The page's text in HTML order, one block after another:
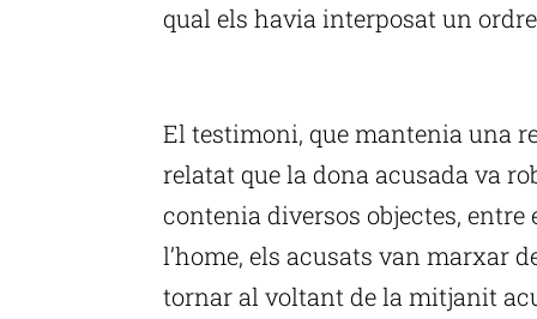
qual els havia interposat un
El testimoni, que mantenia una
relatat que la dona acusada va
contenia diversos objectes, entre
l’home, els acusats van marxar
tornar al voltant de la mitjanit